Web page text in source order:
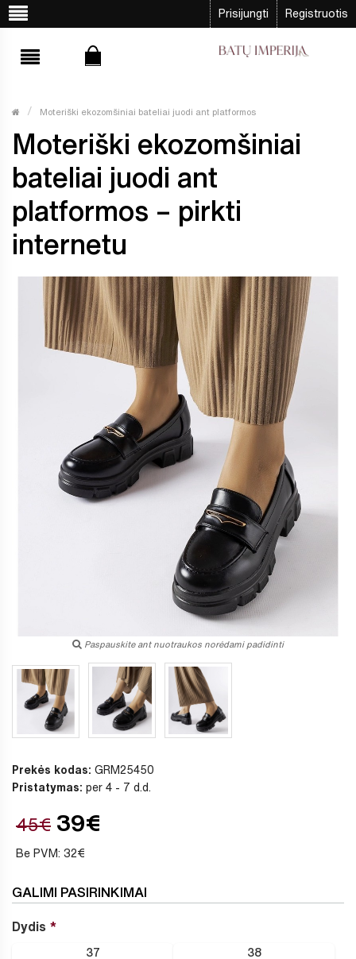
Prisijungti Registruotis
Moteriški ekozomšiniai bateliai juodi ant platformos
Moteriški ekozomšiniai
bateliai juodi ant
platformos – pirkti
internetu
Paspauskite ant nuotraukos norėdami padidinti
Prekės kodas: GRM25450
Pristatymas: per 4 - 7 d.d.
45€ 39€
Be PVM: 32€
GALIMI PASIRINKIMAI
Dydis
37 38